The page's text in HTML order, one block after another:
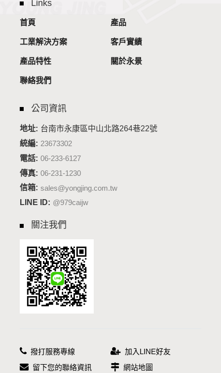
Links
首頁 產品
工業解決方案 客戶實績
產品特性 關於永景
聯絡我們
公司資訊
地址: 台南市永康區中山北路264巷22號
統編: 23673302
電話: 06-233-6127
傳真: 06-231-1230
信箱: sales@yongjing.com.tw
LINE ID: @979caijw
關注我們
撥打服務專線
加入LINE好友
留下您的聯絡資訊
網站地圖